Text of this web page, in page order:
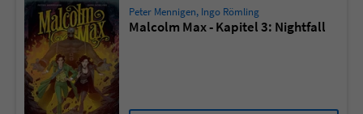
Peter Mennigen, Ingo Römling
Malcolm Max - Kapitel 3: Nightfall